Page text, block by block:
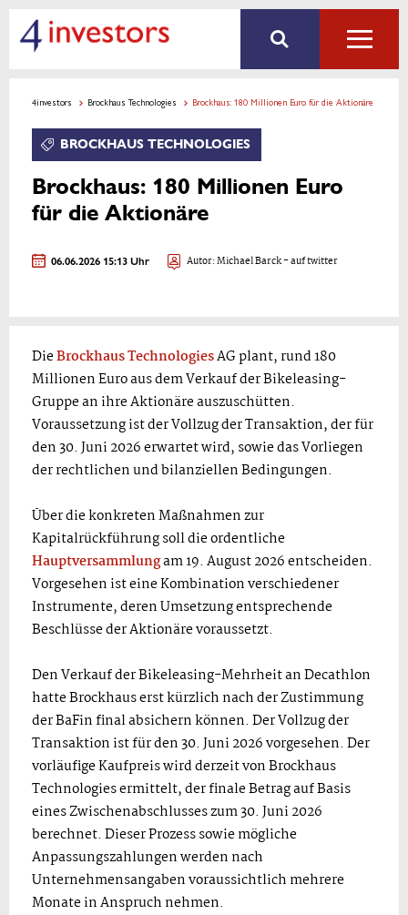
4investors Brockhaus Technologies Brockhaus: 180 Millionen Euro für die Aktionäre
BROCKHAUS TECHNOLOGIES
Brockhaus: 180 Millionen Euro
für die Aktionäre
06.06.2026 15:13 Uhr Autor:Michael Barck- auf twitter
DieBrockhaus TechnologiesAG plant, rund 180
Millionen Euro aus dem Verkauf der Bikeleasing-
Gruppe an ihre Aktionäre auszuschütten.
Voraussetzung ist der Vollzug der Transaktion, der für
den 30. Juni 2026 erwartet wird, sowie das Vorliegen
der rechtlichen und bilanziellen Bedingungen.
Über die konkreten Maßnahmen zur
Kapitalrückführung soll die ordentliche
Hauptversammlungam 19. August 2026 entscheiden.
Vorgesehen ist eine Kombination verschiedener
Instrumente, deren Umsetzung entsprechende
Beschlüsse der Aktionäre voraussetzt.
Den Verkauf der Bikeleasing-Mehrheit an Decathlon
hatte Brockhaus erst kürzlich nach der Zustimmung
der BaFin final absichern können. Der Vollzug der
Transaktion ist für den 30. Juni 2026 vorgesehen. Der
vorläufige Kaufpreis wird derzeit von Brockhaus
Technologies ermittelt, der finale Betrag auf Basis
eines Zwischenabschlusses zum 30. Juni 2026
berechnet. Dieser Prozess sowie mögliche
Anpassungszahlungen werden nach
Unternehmensangaben voraussichtlich mehrere
Monate in Anspruch nehmen.